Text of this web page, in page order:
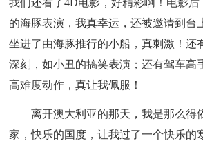
我们还看了4D电影，好精彩啊！电影后
的海豚表演，我真幸运，还被邀请到台
坐进了由海豚推行的小船，真刺激！还
深刻，如小丑的搞笑表演；还有驾车高
高难度动作，真让我佩服！
离开澳大利亚的那天，我是那么得
家，快乐的国度，让我过了一个快乐的